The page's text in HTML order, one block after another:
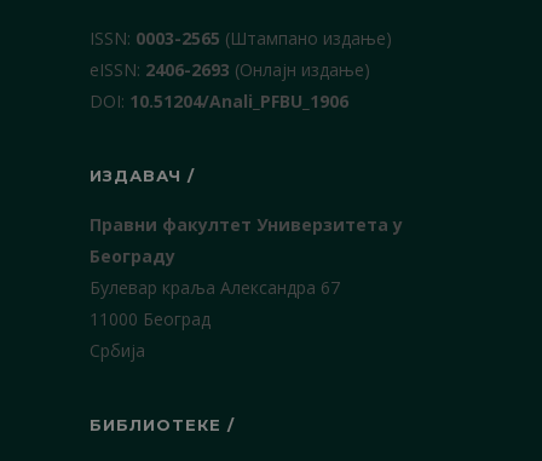
ISSN: 0003-2565 (Штампано издање)
еISSN: 2406-2693 (Онлајн издање)
DOI: 10.51204/Anali_PFBU_1906
ИЗДАВАЧ /
Правни факултет Универзитета у
Београду
Булевар краља Александра 67
11000 Београд
Србија
БИБЛИОТЕКЕ /